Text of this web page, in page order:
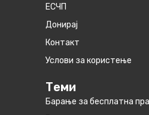
ЕСЧП
Донирај
Контакт
Услови за користење
Теми
Барање за бесплатна